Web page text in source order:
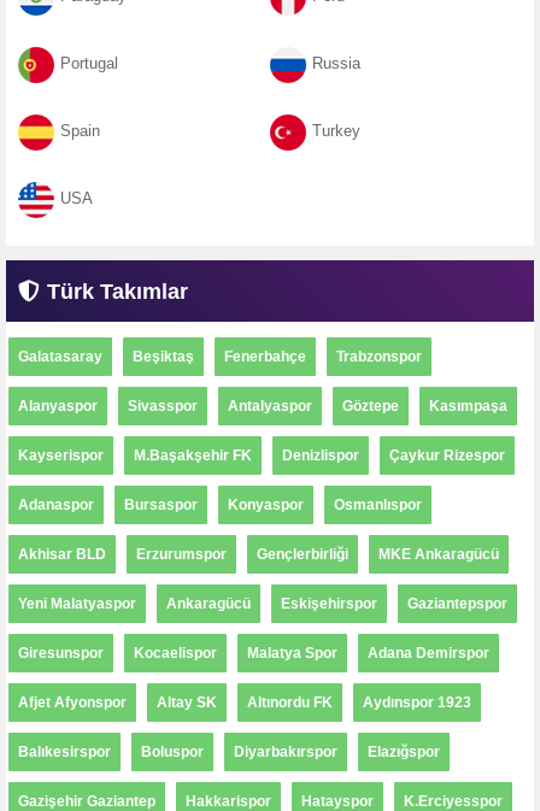
Portugal Russia
Spain Turkey
USA
Türk Takımlar
Galatasaray Beşiktaş Fenerbahçe Trabzonspor
Alanyaspor Sivasspor Antalyaspor Göztepe Kasımpaşa
Kayserispor M.Başakşehir FK Denizlispor Çaykur Rizespor
Adanaspor Bursaspor Konyaspor Osmanlıspor
Akhisar BLD Erzurumspor Gençlerbirliği MKE Ankaragücü
Yeni Malatyaspor Ankaragücü Eskişehirspor Gaziantepspor
Giresunspor Kocaelispor Malatya Spor Adana Demirspor
Afjet Afyonspor Altay SK Altınordu FK Aydınspor 1923
Balıkesirspor Boluspor Diyarbakırspor Elazığspor
Gazişehir Gaziantep Hakkarispor Hatayspor K.Erciyesspor